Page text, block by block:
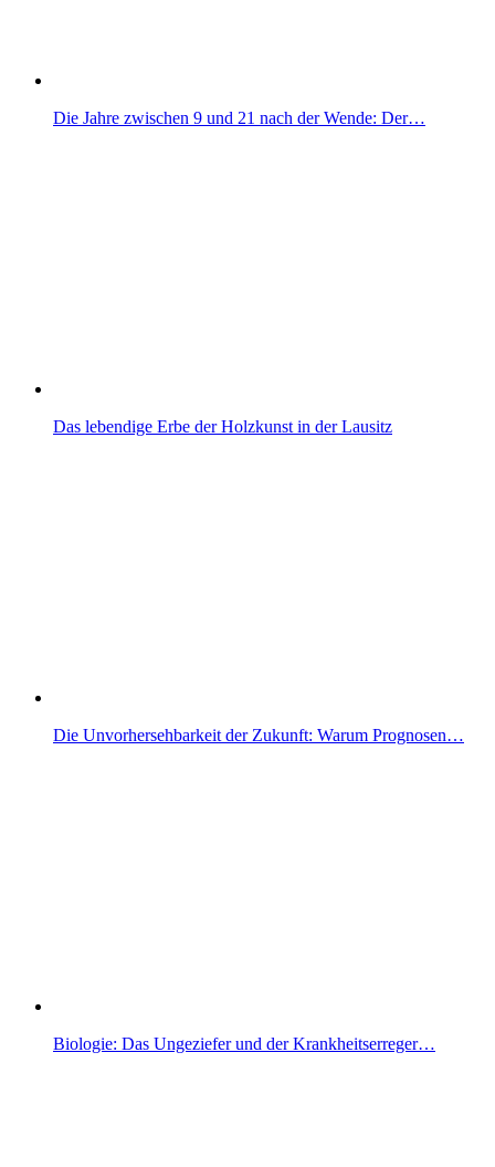
Die Jahre zwischen 9 und 21 nach der Wende: Der…
Das lebendige Erbe der Holzkunst in der Lausitz
Die Unvorhersehbarkeit der Zukunft: Warum Prognosen…
Biologie: Das Ungeziefer und der Krankheitserreger…